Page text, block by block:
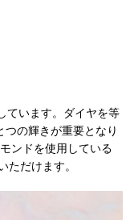
ています。ダイヤを等
の輝きが重要となり
ンドを使用している
ただけます。